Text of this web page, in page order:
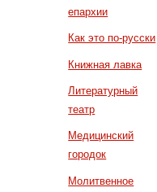
епархии
Как это по-русски
Книжная лавка
Литературный
театр
Медицинский
городок
Молитвенное